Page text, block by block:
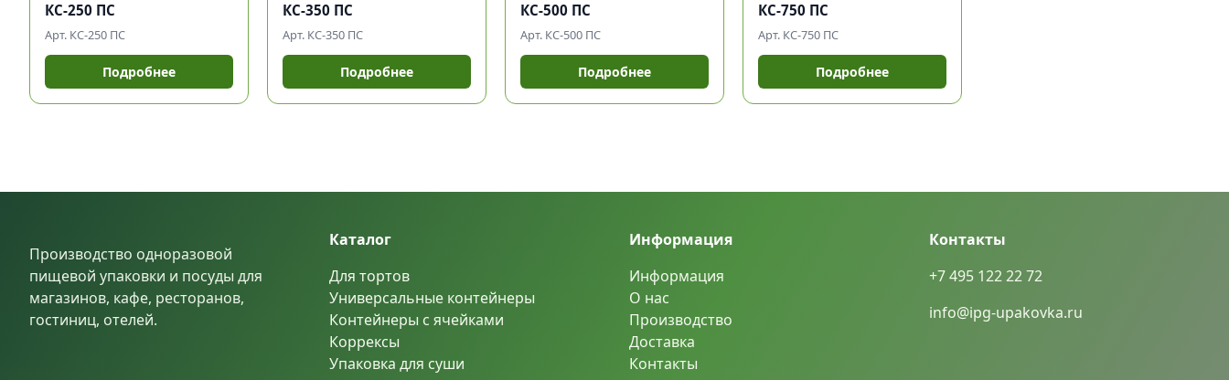
КС-250 ПС
Арт. КС-250 ПС
Подробнее
КС-350 ПС
Арт. КС-350 ПС
Подробнее
КС-500 ПС
Арт. КС-500 ПС
Подробнее
КС-750 ПС
Арт. КС-750 ПС
Подробнее
Производство одноразовой
пищевой упаковки и посуды для
магазинов, кафе, ресторанов,
гостиниц, отелей.
Каталог
Для тортов
Универсальные контейнеры
Контейнеры с ячейками
Коррексы
Упаковка для суши
Информация
Информация
О нас
Производство
Доставка
Контакты
Контакты
+7 495 122 22 72
info@ipg-upakovka.ru